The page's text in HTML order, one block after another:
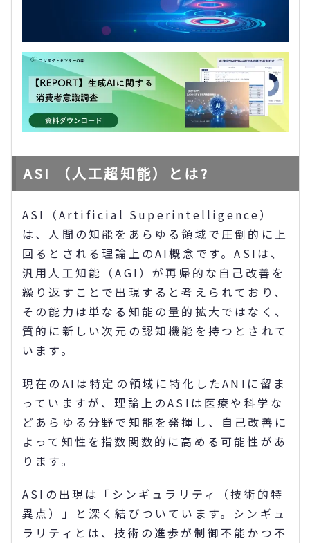
ASI （人工超知能）とは?
ASI（Artificial Superintelligence）
は、人間の知能をあらゆる領域で圧倒的に上
回るとされる理論上のAI概念です。ASIは、
汎用人工知能（AGI）が再帰的な自己改善を
繰り返すことで出現すると考えられており、
その能力は単なる知能の量的拡大ではなく、
質的に新しい次元の認知機能を持つとされて
います。
現在のAIは特定の領域に特化したANIに留ま
っていますが、理論上のASIは医療や科学な
どあらゆる分野で知能を発揮し、自己改善に
よって知性を指数関数的に高める可能性があ
ります。
ASIの出現は「シンギュラリティ（技術的特
異点）」と深く結びついています。シンギュ
ラリティとは、技術の進歩が制御不能かつ不